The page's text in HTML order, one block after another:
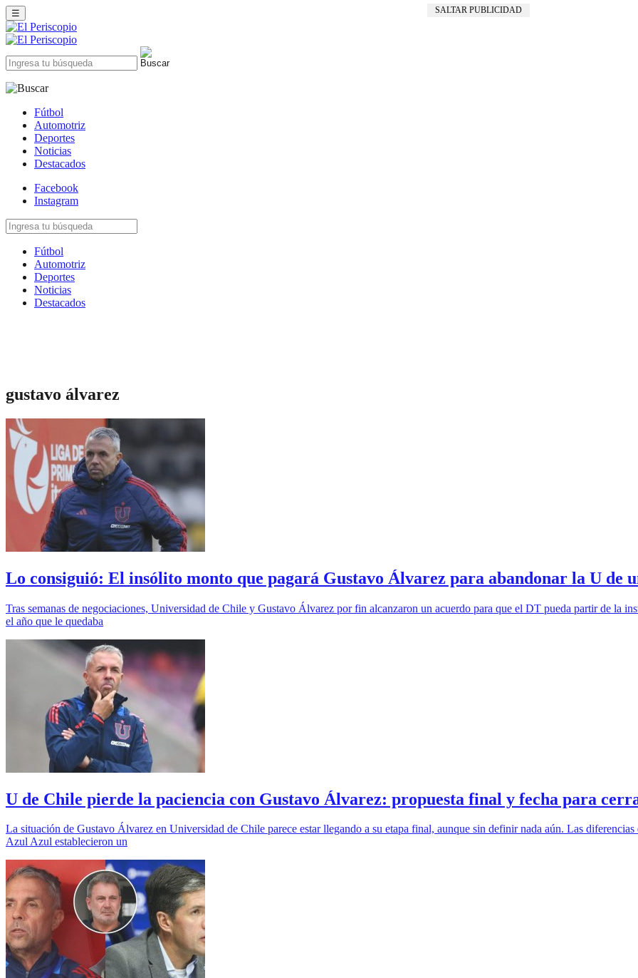
SALTAR PUBLICIDAD
☰
Fútbol
Automotriz
Deportes
Noticias
Destacados
Facebook
Instagram
Fútbol
Automotriz
Deportes
Noticias
Destacados
gustavo álvarez
Lo consiguió: El insólito monto que pagará Gustavo Álvarez para abandonar la U de
Tras semanas de negociaciones, Universidad de Chile y Gustavo Álvarez por fin alcanzaron un acuerdo para que el DT pueda partir de la
el año que le quedaba
U de Chile pierde la paciencia con Gustavo Álvarez: propuesta final y fecha para
La situación de Gustavo Álvarez en Universidad de Chile parece estar llegando a su etapa final, aunque sin definir nada aún. Las
Azul Azul establecieron un